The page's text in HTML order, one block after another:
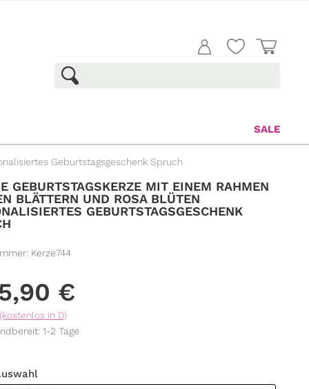
SALE
Geburtstagsgeschenk Spruch
GEBURTSTAGSKERZE MIT EINEM RAHMEN G
BLÄTTERN UND ROSA BLÜTEN P
GEBURTSTAGSGESCHENK S
Kerze744
€
in D)
1-2 Tage